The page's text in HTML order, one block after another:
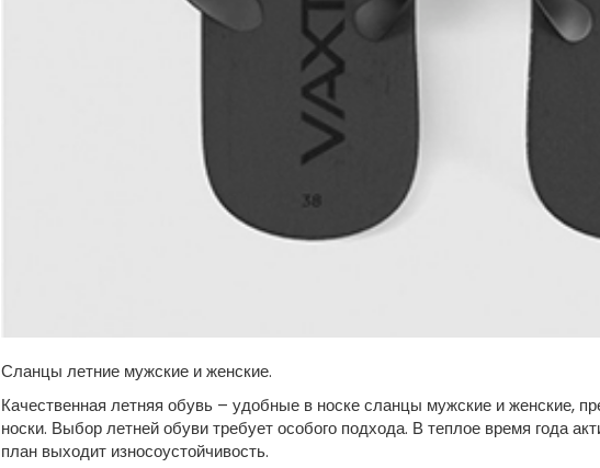
Сланцы летние мужские и женские.
Качественная летняя обувь – удобные в носке сланцы мужские и женские,
носки. Выбор летней обуви требует особого подхода. В теплое время года
план выходит износоустойчивость.